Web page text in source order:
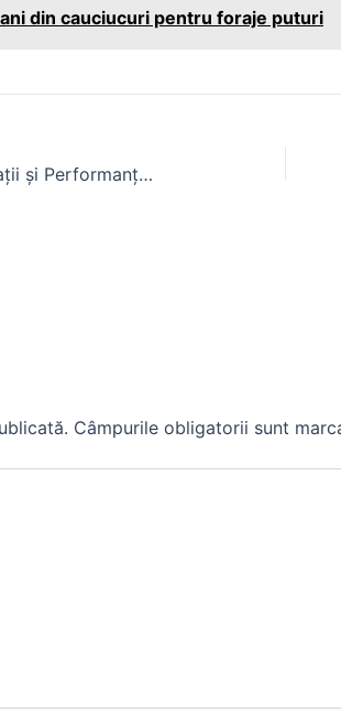
din cauciucuri pentru foraje puturi
Case Magnum 280: Specificații și Performanță pentru Agricultură Modernă
Câmpurile obligatorii sunt